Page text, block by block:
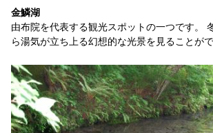
金鱗湖
由布院を代表する観光スポットの一つです。
ら湯気が立ち上る幻想的な光景を見ることがで